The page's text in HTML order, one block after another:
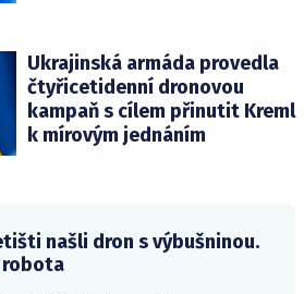
Ukrajinská armáda provedla
čtyřicetidenní dronovou
kampaň s cílem přinutit Kreml
k mírovým jednáním
našli dron s výbušninou.
robota